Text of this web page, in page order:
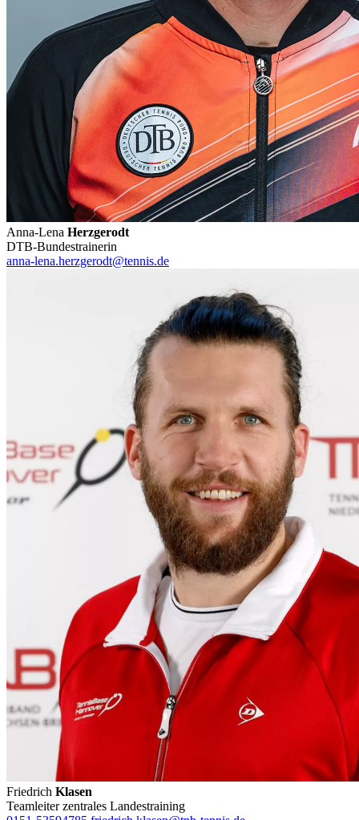
Anna-Lena Herzgerodt
DTB-Bundestrainerin
anna-lena.herzgerodt@tennis.de
Friedrich Klasen
Teamleiter zentrales Landestraining